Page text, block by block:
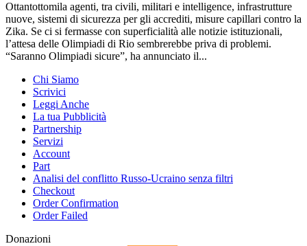
Ottantottomila agenti, tra civili, militari e intelligence, infrastrutture
nuove, sistemi di sicurezza per gli accrediti, misure capillari contro la
Zika. Se ci si fermasse con superficialità alle notizie istituzionali,
l’attesa delle Olimpiadi di Rio sembrerebbe priva di problemi.
“Saranno Olimpiadi sicure”, ha annunciato il...
Chi Siamo
Scrivici
Leggi Anche
La tua Pubblicità
Partnership
Servizi
Account
Part
Analisi del conflitto Russo-Ucraino senza filtri
Checkout
Order Confirmation
Order Failed
Donazioni